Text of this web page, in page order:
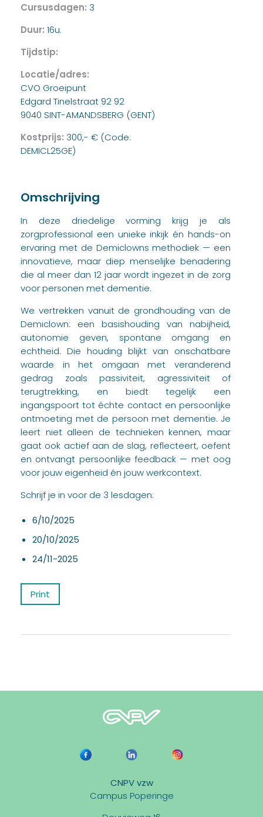
Cursusdagen: 3
Duur: 16u.
Tijdstip:
Locatie/adres:
CVO Groeipunt
Edgard Tinelstraat 92 92
9040 SINT-AMANDSBERG (GENT)
Kostprijs: 300,- € (Code:
DEMICL25GE)
Omschrijving
In deze driedelige vorming krijg je als
zorgprofessional een unieke inkijk én hands-on
ervaring met de Demiclowns methodiek — een
innovatieve, maar diep menselijke benadering
die al meer dan 12 jaar wordt ingezet in de zorg
voor personen met dementie.
We vertrekken vanuit de grondhouding van de
Demiclown: een basishouding van nabijheid,
autonomie geven, spontane omgang en
echtheid. Die houding blijkt van onschatbare
waarde in het omgaan met veranderend
gedrag zoals passiviteit, agressiviteit of
terugtrekking, en biedt tegelijk een
ingangspoort tot échte contact en persoonlijke
ontmoeting met de persoon met dementie. Je
leert niet alleen de technieken kennen, maar
gaat ook actief aan de slag, reflecteert, oefent
en ontvangt persoonlijke feedback — met oog
voor jouw eigenheid én jouw werkcontext.
Schrijf je in voor de 3 lesdagen:
6/10/2025
20/10/2025
24/11-2025
Print
CNPV vzw
Campus Poperinge